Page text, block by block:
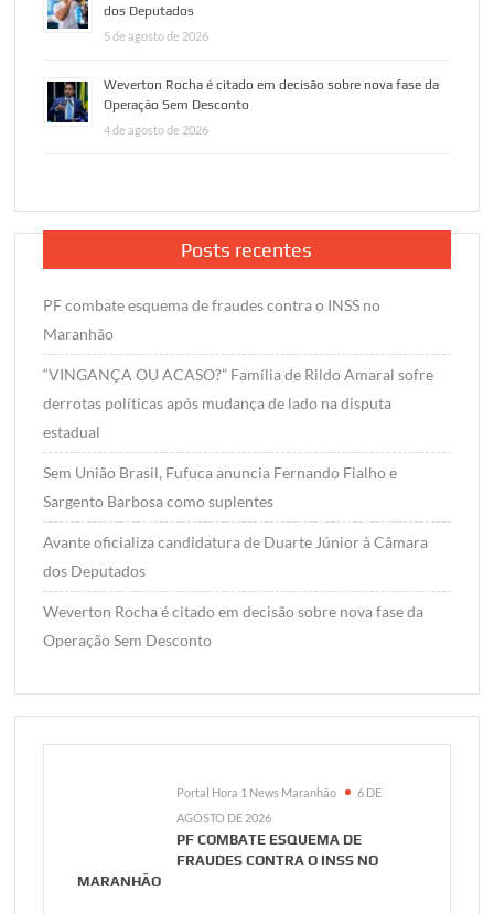
dos Deputados
5 de agosto de 2026
Weverton Rocha é citado em decisão sobre nova fase da
Operação Sem Desconto
4 de agosto de 2026
Posts recentes
PF combate esquema de fraudes contra o INSS no
Maranhão
“VINGANÇA OU ACASO?” Família de Rildo Amaral sofre
derrotas políticas após mudança de lado na disputa
estadual
Sem União Brasil, Fufuca anuncia Fernando Fialho e
Sargento Barbosa como suplentes
Avante oficializa candidatura de Duarte Júnior à Câmara
dos Deputados
Weverton Rocha é citado em decisão sobre nova fase da
Operação Sem Desconto
Portal Hora 1 News Maranhão
6 DE
AGOSTO DE 2026
PF COMBATE ESQUEMA DE
FRAUDES CONTRA O INSS NO
MARANHÃO